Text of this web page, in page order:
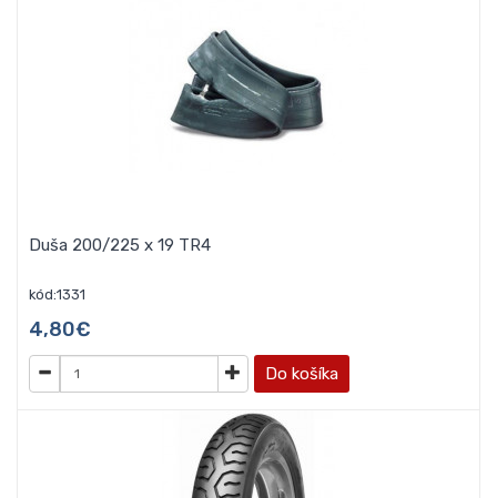
Duša 200/225 x 19 TR4
kód:1331
4,80€
Do košíka